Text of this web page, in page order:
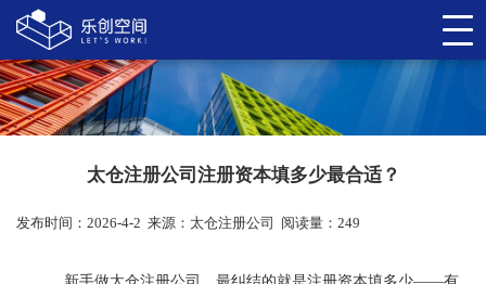
太仓注册公司注册资本填多少最合适？
发布时间：2026-4-2 来源： 太仓注册公司 阅读量：249